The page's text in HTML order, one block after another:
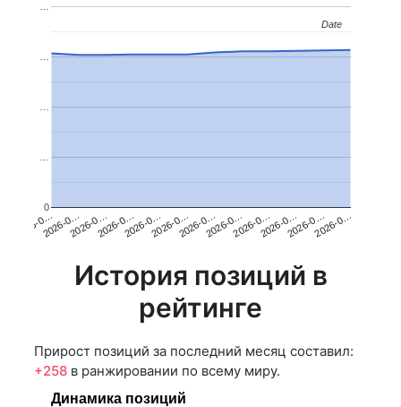
2026-0…2026-0…2026-0…2026-0…2026-0…2026-0…2026-0…2026-0…2026-0…2026-0…2026-0…2026-0…
0
…
…
…
…
Date
Date
История позиций в
рейтинге
Прирост позиций за последний месяц составил:
+258 в ранжировании по всему миру.
Динамика позиций